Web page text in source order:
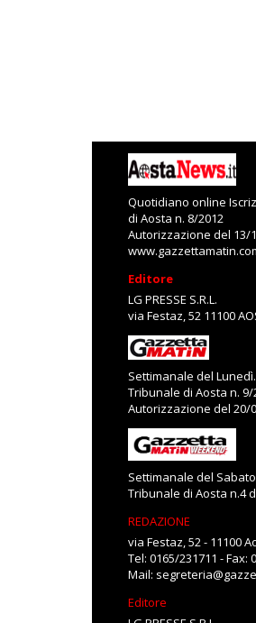
Quotidiano online
di Aosta n. 8/2012
Autorizzazione del 13/
Editore
LG PRESSE S.R.L.
via Festaz, 52 11100
Settimanale del
Tribunale di Aosta n. 9/
Autorizzazione del 20/
Settimanale del
Tribunale di Aosta n.4
REDAZIONE
via Festaz, 52 - 11100
Tel: 0165/231711 - Fax:
Mail:
Editore